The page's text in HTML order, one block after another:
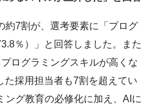
約7割が、選考要素に「プログ
％）」と回答しました。また
ログラミングスキルが高くな
た採用担当者も7割を超えてい
ング教育の必修化に加え、AIに